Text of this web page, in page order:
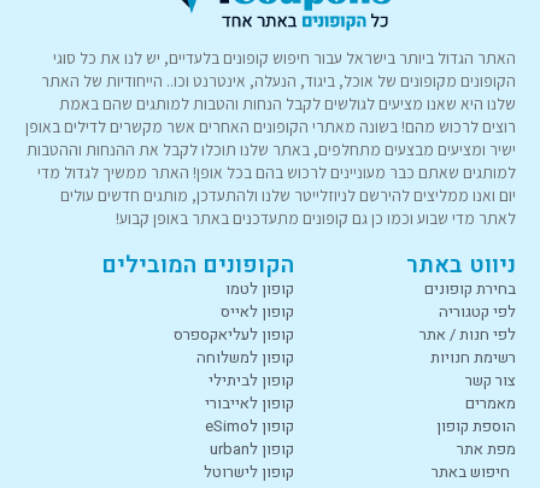
האתר הגדול ביותר בישראל עבור חיפוש קופונים בלעדיים, יש לנו את כל סוגי
הקופונים מקופונים של אוכל, ביגוד, הנעלה, אינטרנט וכו.. הייחודיות של האתר
שלנו היא שאנו מציעים לגולשים לקבל הנחות והטבות למותגים שהם באמת
רוצים לרכוש מהם! בשונה מאתרי הקופונים האחרים אשר מקשרים לדילים באופן
ישיר ומציעים מבצעים מתחלפים, באתר שלנו תוכלו לקבל את ההנחות וההטבות
למותגים שאתם כבר מעוניינים לרכוש בהם בכל אופן! האתר ממשיך לגדול מדי
יום ואנו ממליצים להירשם לניוזלייטר שלנו ולהתעדכן, מותגים חדשים עולים
לאתר מדי שבוע וכמו כן גם קופונים מתעדכנים באתר באופן קבוע!
ניווט באתר
בחירת קופונים
לפי קטגוריה
לפי חנות / אתר
רשימת חנויות
צור קשר
מאמרים
הוספת קופון
מפת אתר
חיפוש באתר
הקופונים המובילים
קופון לטמו
קופון לאייס
קופון לעליאקספרס
קופון למשלוחה
קופון לביתילי
קופון לאייבורי
קופון לeSimo
קופון לurban
קופון לישרוטל